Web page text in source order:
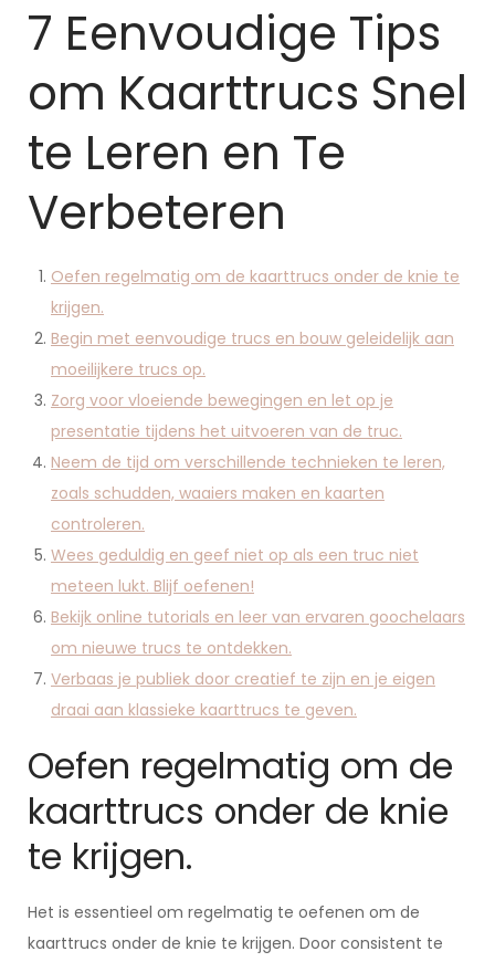
7 Eenvoudige Tips
om Kaarttrucs Snel
te Leren en Te
Verbeteren
Oefen regelmatig om de kaarttrucs onder de knie te
krijgen.
Begin met eenvoudige trucs en bouw geleidelijk aan
moeilijkere trucs op.
Zorg voor vloeiende bewegingen en let op je
presentatie tijdens het uitvoeren van de truc.
Neem de tijd om verschillende technieken te leren,
zoals schudden, waaiers maken en kaarten
controleren.
Wees geduldig en geef niet op als een truc niet
meteen lukt. Blijf oefenen!
Bekijk online tutorials en leer van ervaren goochelaars
om nieuwe trucs te ontdekken.
Verbaas je publiek door creatief te zijn en je eigen
draai aan klassieke kaarttrucs te geven.
Oefen regelmatig om de
kaarttrucs onder de knie
te krijgen.
Het is essentieel om regelmatig te oefenen om de
kaarttrucs onder de knie te krijgen. Door consistent te